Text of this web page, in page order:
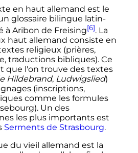
en haut allemand est le
glossaire bilingue latin-
Aribon de Freising[6]. La
haut allemand consiste en
religieux (prières,
traductions bibliques). Ce
que l'on trouve des textes
Hildebrand, Ludwigslied)
(inscriptions,
comme les formules
Un des
les plus importants est
Serments de Strasbourg.
du vieil allemand est la